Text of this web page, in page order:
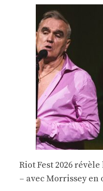
Riot Fest 2026
– avec Morrissey